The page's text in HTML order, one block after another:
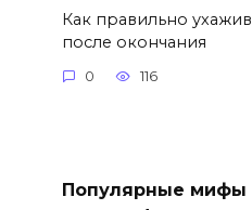
Как правильно
после окончания
0 116
Популярные мифы